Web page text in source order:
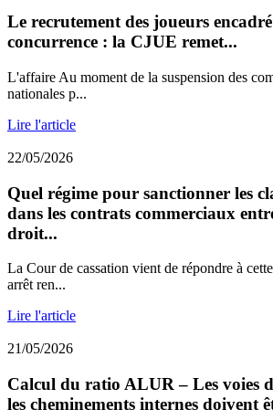
Le recrutement des joueurs
concurrence : la CJUE remet...
L'affaire Au moment de la suspension des
nationales p...
Lire l'article
22/05/2026
Quel régime pour sanctionner les
dans les contrats commerciaux
droit...
La Cour de cassation vient de répondre à
arrêt ren...
Lire l'article
21/05/2026
Calcul du ratio ALUR – Les voies
les cheminements internes doivent